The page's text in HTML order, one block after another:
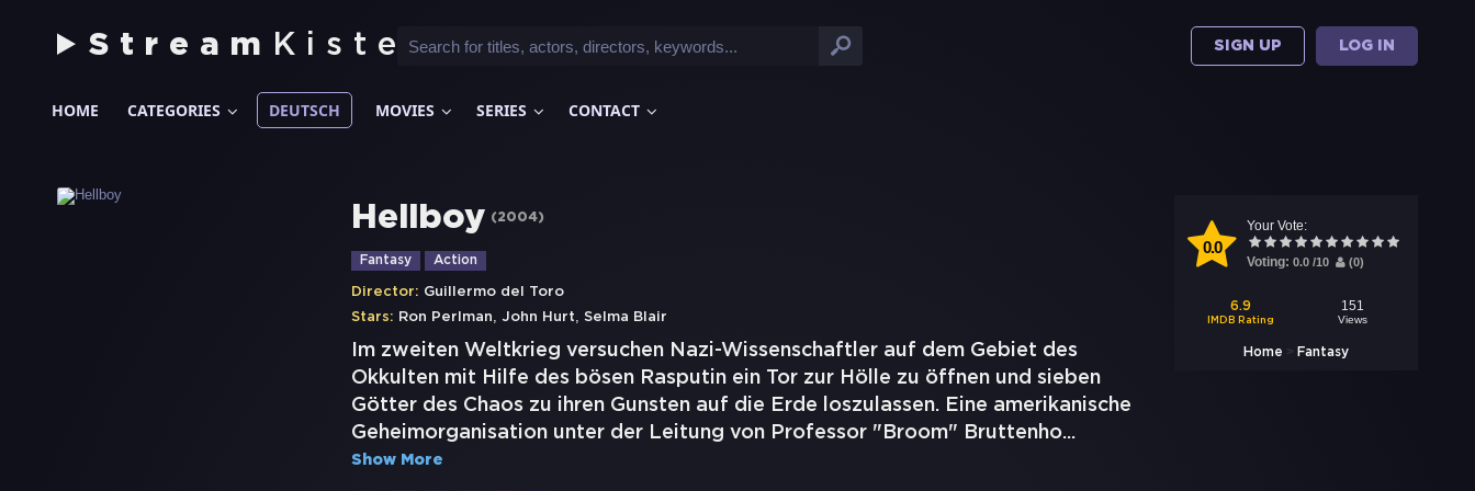
Stream Kiste SIGN UP LOG IN
HOME CATEGORIES DEUTSCH MOVIES SERIES CONTACT
0.0
Your Vote:
Voting: 0.0 /10 (0)
6.9
IMDB Rating
151
Views
Home > Fantasy
Hellboy (2004)
Fantasy Action
Director: Guillermo del Toro
Stars: Ron Perlman, John Hurt, Selma Blair
Im zweiten Weltkrieg versuchen Nazi-Wissenschaftler auf dem Gebiet des
Okkulten mit Hilfe des bösen Rasputin ein Tor zur Hölle zu öffnen und sieben
Götter des Chaos zu ihren Gunsten auf die Erde loszulassen. Eine amerikanische
Geheimorganisation unter der Leitung von Professor "Broom" Bruttenho...
Show More